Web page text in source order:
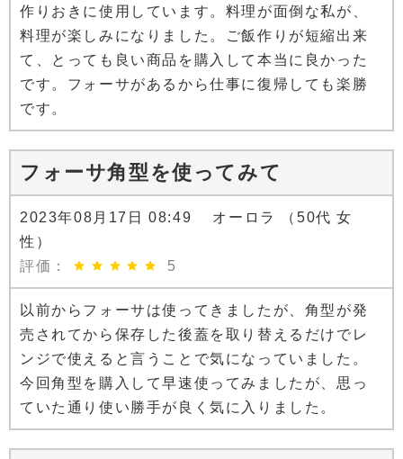
作りおきに使用しています。料理が面倒な私が、
料理が楽しみになりました。ご飯作りが短縮出来
て、とっても良い商品を購入して本当に良かった
です。フォーサがあるから仕事に復帰しても楽勝
です。
フォーサ角型を使ってみて
2023年08月17日 08:49 オーロラ （50代 女
性）
評価：
5
以前からフォーサは使ってきましたが、角型が発
売されてから保存した後蓋を取り替えるだけでレ
ンジで使えると言うことで気になっていました。
今回角型を購入して早速使ってみましたが、思っ
ていた通り使い勝手が良く気に入りました。